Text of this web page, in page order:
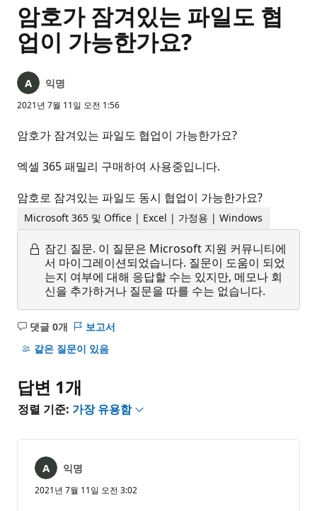
암호가 잠겨있는 파일도 협
업이 가능한가요?
익명
2021년 7월 11일 오전 1:56
암호가 잠겨있는 파일도 협업이 가능한가요?
엑셀 365 패밀리 구매하여 사용중입니다.
암호로 잠겨있는 파일도 동시 협업이 가능한가요?
Microsoft 365 및 Office | Excel | 가정용 | Windows
잠긴 질문. 이 질문은 Microsoft 지원 커뮤니티에
서 마이그레이션되었습니다. 질문이 도움이 되었
는지 여부에 대해 응답할 수는 있지만, 메모나 회
신을 추가하거나 질문을 따를 수는 없습니다.
댓글 0개
설
명
음
보고서
같은 질문이 있음
답변 1개
정렬 기준: 가장 유용함
익명
2021년 7월 11일 오전 3:02